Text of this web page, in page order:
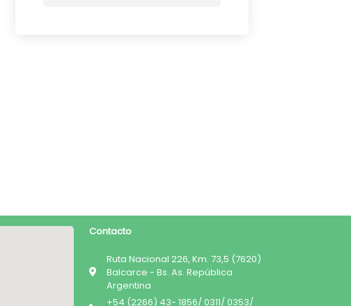
Contacto
Ruta Nacional 226, Km. 73,5 (7620)
Balcarce - Bs. As. República
Argentina
+54 (2266) 43- 1856/ 0311/ 0353/